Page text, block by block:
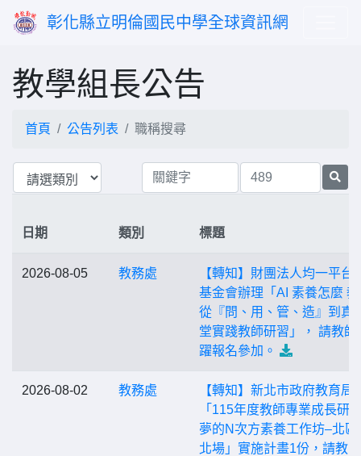
彰化縣立明倫國民中學全球資訊網
教學組長公告
首頁 公告列表 職稱搜尋
日期 類別 標題
2026-08-05 教務處
【轉知】財團法人均一平台
基金會辦理「AI 素養怎麼
從『問、用、管、造』到真
堂實踐教師研習」， 請教師
躍報名參加。
2026-08-02 教務處
【轉知】新北市政府教育局
「115年度教師專業成長研
夢的N次方素養工作坊–北區
北場」實施計畫1份，請教